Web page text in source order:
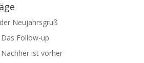
Neujahrsgruß
Follow-up
ist vorher